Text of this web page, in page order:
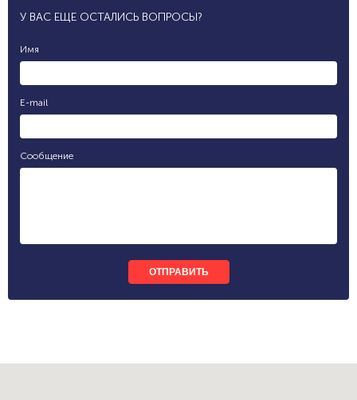
У ВАС ЕЩЕ ОСТАЛИСЬ ВОПРОСЫ?
Имя
E-mail
Сообщение
ОТПРАВИТЬ